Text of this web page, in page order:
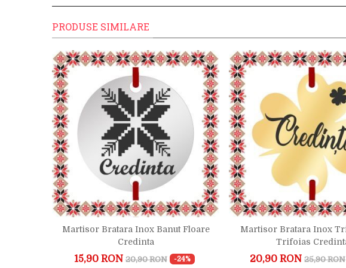
PRODUSE SIMILARE
Martisor Bratara Inox Banut Floare
Credinta
15,90 RON 20,90 RON -24%
Martisor Bratara Inox
Trifoias
20,90 RON 25,90 RON